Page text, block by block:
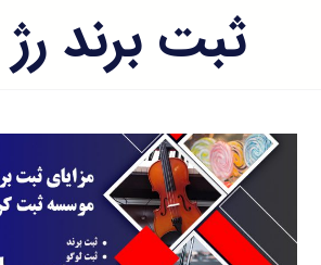
ثبت برند